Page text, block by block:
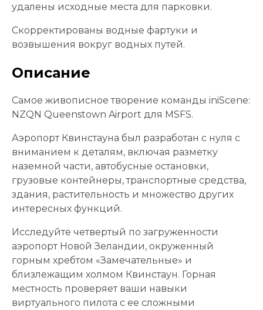
удалены исходные места для парковки.
Скорректированы водные фартуки и
возвышения вокруг водных путей.
Описание
Самое живописное творение команды iniScene:
NZQN Queenstown Airport для MSFS.
Аэропорт Квинстауна был разработан с нуля с
вниманием к деталям, включая разметку
наземной части, автобусные остановки,
грузовые контейнеры, транспортные средства,
здания, растительность и множество других
интересных функций.
Исследуйте четвертый по загруженности
аэропорт Новой Зеландии, окруженный
горным хребтом «Замечательные» и
близлежащим холмом Квинстаун. Горная
местность проверяет ваши навыки
виртуального пилота с ее сложными